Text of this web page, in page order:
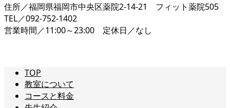
住所／福岡県福岡市中央区薬院2-14-21 フィット薬院505
TEL／092-752-1402
営業時間／11:00～23:00 定休日／なし
TOP
教室について
コースと料金